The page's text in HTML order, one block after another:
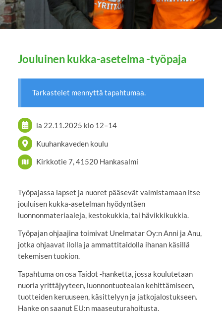
Jouluinen kukka-asetelma -työpaja
Tarkastelet mennyttä tapahtumaa.
la 22.11.2025 klo 12–14
Kuuhankaveden koulu
Kirkkotie 7, 41520 Hankasalmi
Työpajassa lapset ja nuoret pääsevät valmistamaan itse
jouluisen kukka-asetelman hyödyntäen
luonnonmateriaaleja, kestokukkia, tai hävikkikukkia.
Työpajan ohjaajina toimivat Unelmatar Oy:n Anni ja Anu,
jotka ohjaavat ilolla ja ammattitaidolla ihanan käsillä
tekemisen tuokion.
Tapahtuma on osa Taidot -hanketta, jossa koulutetaan
nuoria yrittäjyyteen, luonnontuotealan kehittämiseen,
tuotteiden keruuseen, käsittelyyn ja jatkojalostukseen.
Hanke on saanut EU:n maaseuturahoitusta.